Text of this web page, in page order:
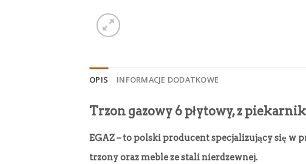
OPIS INFORMACJE DODATKOWE
Trzon gazowy 6 płytowy, z
EGAZ– to polski producentspecjalizujący się w
trzonyoraz mebleze stali nierdzewnej.